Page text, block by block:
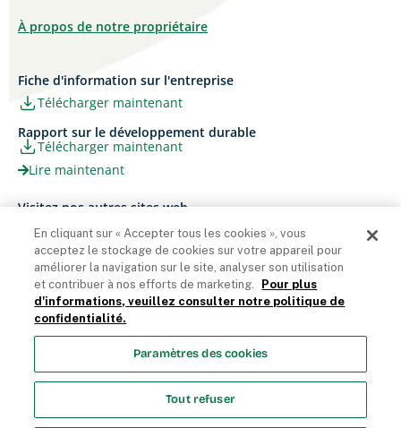
À propos de notre propriétaire
Fiche d'information sur l'entreprise
Télécharger maintenant
Rapport sur le développement durable
Télécharger maintenant
Lire maintenant
Visitez nos autres sites web
Carrières
Ariva
Papier Xerox® Canada
Xerox® Paper USA
Domtar Corporation 2025. Tous droits réservés.
Termes et Conditions
Politique de vie privée
Énoncé sur
Accès employés Liste des cookies
En cliquant sur « Accepter tous les cookies », vous
acceptez le stockage de cookies sur votre appareil pour
améliorer la navigation sur le site, analyser son utilisation
et contribuer à nos efforts de marketing.
Pour plus
d'informations, veuillez consulter notre politique de
confidentialité.
Paramètres des cookies
Tout refuser